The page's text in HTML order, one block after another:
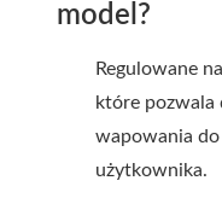
model?
Regulowane
które pozwala
wapowania
użytkownika.